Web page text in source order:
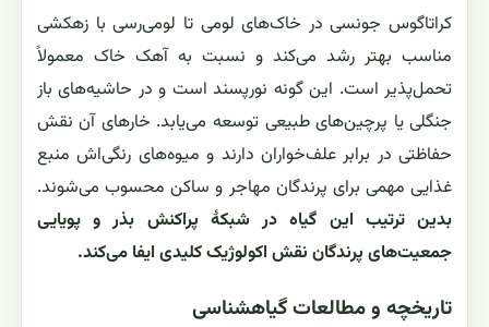
کراتاگوس جونسی در خاک‌های لومی تا لومی‌رسی با زهکشی
مناسب بهتر رشد می‌کند و نسبت به آهک خاک معمولاً
تحمل‌پذیر است. این گونه نورپسند است و در حاشیه‌های باز
جنگلی یا پرچین‌های طبیعی توسعه می‌یابد. خارهای آن نقش
حفاظتی در برابر علف‌خواران دارند و میوه‌های رنگی‌اش منبع
غذایی مهمی برای پرندگان مهاجر و ساکن محسوب می‌شوند.
بدین ترتیب این گیاه در شبکهٔ پراکنش بذر و پویایی
جمعیت‌های پرندگان نقش اکولوژیک کلیدی ایفا می‌کند.
تاریخچه و مطالعات گیاهشناسی